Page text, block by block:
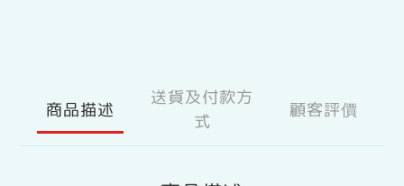
商品描述
送貨及付款方
式
顧客評價